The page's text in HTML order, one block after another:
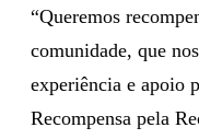
“Queremos
comunidade, que
experiência e apoio
Recompensa pela